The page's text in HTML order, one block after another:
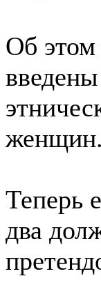
Об этом
женщин.
Теперь
два